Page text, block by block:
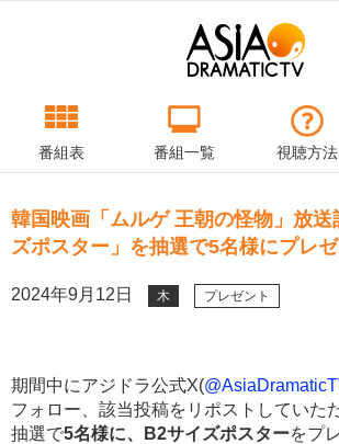
番組表 番組一覧 視聴方法
韓国映画「ムルゲ 王朝の怪物」放送
ズポスター」を抽選で5名様にプレゼ
2024年9月12日 木 プレゼント
期間中にアジドラ公式X(
フォロー、該当投稿をリポストしていた
抽選で5名様に、B2サイズポスターをプ